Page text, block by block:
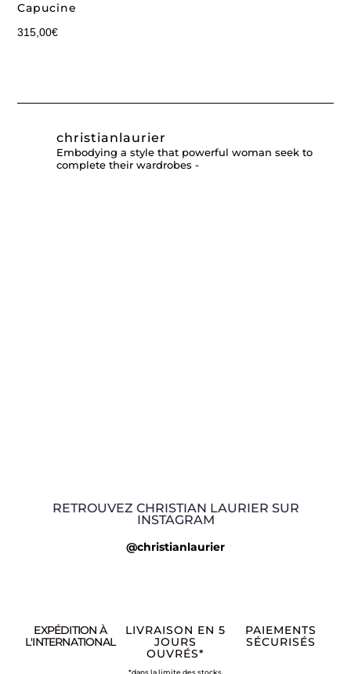
Capucine
315,00€
christianlaurier
Embodying a style that powerful woman seek to
complete their wardrobes -
RETROUVEZ CHRISTIAN LAURIER SUR
INSTAGRAM
@christianlaurier
EXPÉDITION À
L'INTERNATIONAL
LIVRAISON EN 5
JOURS
OUVRÉS*
*dans la limite des stocks
PAIEMENTS
SÉCURISÉS